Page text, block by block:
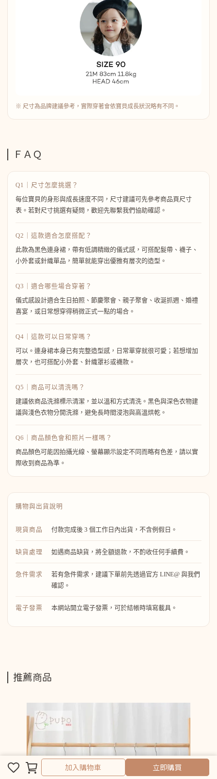
完成
加入購物車 立即購買
※ 尺寸為品牌建議參考，實際穿著會依寶貝成長狀況略有不同。
ＦＡＱ
Q1｜尺寸怎麼挑選？
每位寶貝的身形與成長速度不同，尺寸建議可先參考商品頁尺寸
表。若對尺寸挑選有疑問，歡迎先聯繫我們協助確認。
Q2｜這款適合怎麼搭配？
此款為黑色連身裙，帶有低調精緻的儀式感，可搭配髮帶、襪子、
小外套或針織單品，簡單就能穿出優雅有層次的造型。
Q3｜適合哪些場合穿著？
儀式感設計適合生日拍照、節慶聚會、親子聚會、收涎抓週、婚禮
喜宴，或日常想穿得稍微正式一點的場合。
Q4｜這款可以日常穿嗎？
可以。連身裙本身已有完整造型感，日常單穿就很可愛；若想增加
層次，也可搭配小外套、針織罩衫或襪款。
Q5｜商品可以清洗嗎？
建議依商品洗滌標示清潔，並以溫和方式清洗。黑色與深色衣物建
議與淺色衣物分開洗滌，避免長時間浸泡與高溫烘乾。
Q6｜商品顏色會和照片一樣嗎？
商品顏色可能因拍攝光線、螢幕顯示設定不同而略有色差，請以實
際收到商品為準。
購物與出貨說明
現貨商品 付款完成後 3 個工作日內出貨，不含例假日。
缺貨處理 如遇商品缺貨，將全額退款，不酌收任何手續費。
急件需求
若有急件需求，建議下單前先透過官方 LINE@ 與我們
確認。
電子發票 本網站開立電子發票，可於結帳時填寫載具。
推薦商品